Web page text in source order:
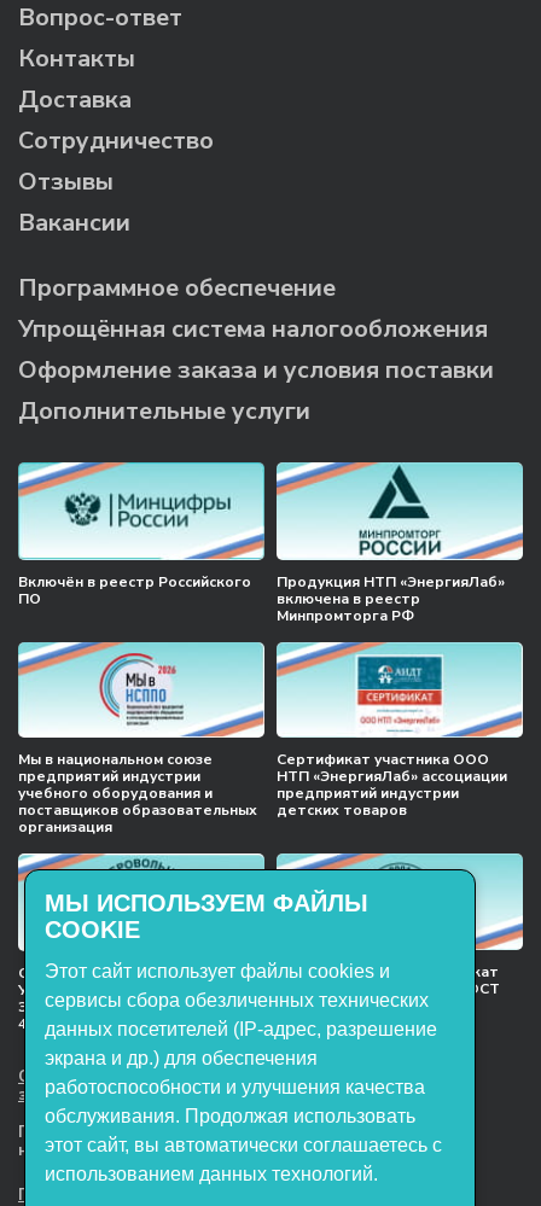
Вопрос-ответ
Контакты
Доставка
Сотрудничество
Отзывы
Вакансии
Программное обеспечение
Упрощённая система налогообложения
Оформление заказа и условия поставки
Дополнительные услуги
Включён в реестр Российского
ПО
Продукция НТП «ЭнергияЛаб»
включена в реестр
Минпромторга РФ
Мы в национальном союзе
предприятий индустрии
учебного оборудования и
поставщиков образовательных
организация
Сертификат участника ООО
НТП «ЭнергияЛаб» ассоциации
предприятий индустрии
детских товаров
Сертификат соответствия
Учебное оборудование, марки
ЭнергияЛаб ТУ 32.99.53–001–
47627947–2021 Серийный выпуск
Международный сертификат
менеджмента качества ГОСТ
ISO 9001:2015
ООО НТП «ЭнергияЛаб». Все права
защищены.
Представленная на сайте информация
не является публичной офертой
Пользовательское соглашение
МЫ ИСПОЛЬЗУЕМ ФАЙЛЫ
COOKIE
Этот сайт использует файлы cookies и
сервисы сбора обезличенных технических
данных посетителей (IP-адрес, разрешение
экрана и др.) для обеспечения
работоспособности и улучшения качества
обслуживания. Продолжая использовать
этот сайт, вы автоматически соглашаетесь с
использованием данных технологий.